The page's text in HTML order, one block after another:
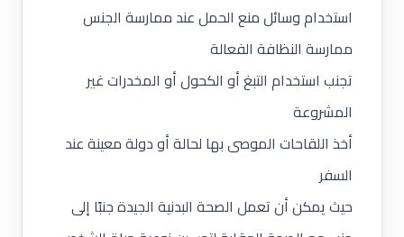
استخدام وسائل منع الحمل عند ممارسة الجنس
ممارسة النظافة الفعالة
تجنب استخدام التبغ أو الكحول أو المخدرات غير
المشروعة
أخذ اللقاحات الموصى بها لحالة أو دولة معينة عند
السفر
حيث يمكن أن تعمل الصحة البدنية الجيدة جنبًا إلى